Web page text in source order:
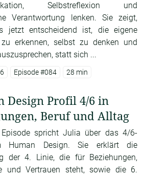
Selbstreflexion und
Verantwortung lenken. Sie zeigt,
jetzt entscheidend ist, die eigene
erkennen, selbst zu denken und
statt sich ...
Episode #084 28 min
Design Profil 4/6 in
Beruf und Alltag
spricht Julia über das 4/6-
Human Design. Sie erklärt die
der 4. Linie, die für Beziehungen,
und Vertrauen steht, sowie die 6.